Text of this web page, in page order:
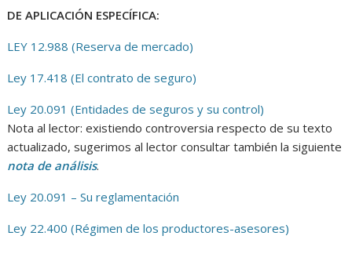
DE APLICACIÓN ESPECÍFICA:
LEY 12.988 (Reserva de mercado)
Ley 17.418 (El contrato de seguro)
Ley 20.091 (Entidades de seguros y su control)
Nota al lector: existiendo controversia respecto de su texto
actualizado, sugerimos al lector consultar también la siguiente
nota de análisis.
Ley 20.091 – Su reglamentación
Ley 22.400 (Régimen de los productores-asesores)